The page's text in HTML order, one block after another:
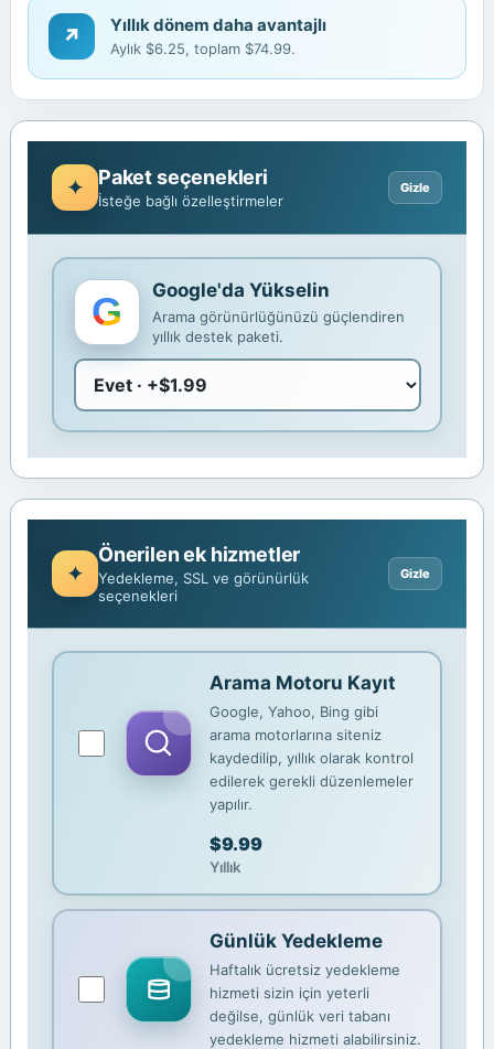
↗ Yıllık dönem daha avantajlı
Aylık $6.25, toplam $74.99.
Paket seçenekleri
İsteğe bağlı özelleştirmeler
Google'da Yükselin
Arama görünürlüğünüzü güçlendiren
yıllık destek paketi.
Önerilen ek hizmetler
Yedekleme, SSL ve görünürlük
seçenekleri
Arama Motoru Kayıt
Google, Yahoo, Bing gibi
arama motorlarına siteniz
kaydedilip, yıllık olarak kontrol
edilerek gerekli düzenlemeler
yapılır.
$9.99
Yıllık
Günlük Yedekleme
Haftalık ücretsiz yedekleme
hizmeti sizin için yeterli
değilse, günlük veri tabanı
yedekleme hizmeti alabilirsiniz.